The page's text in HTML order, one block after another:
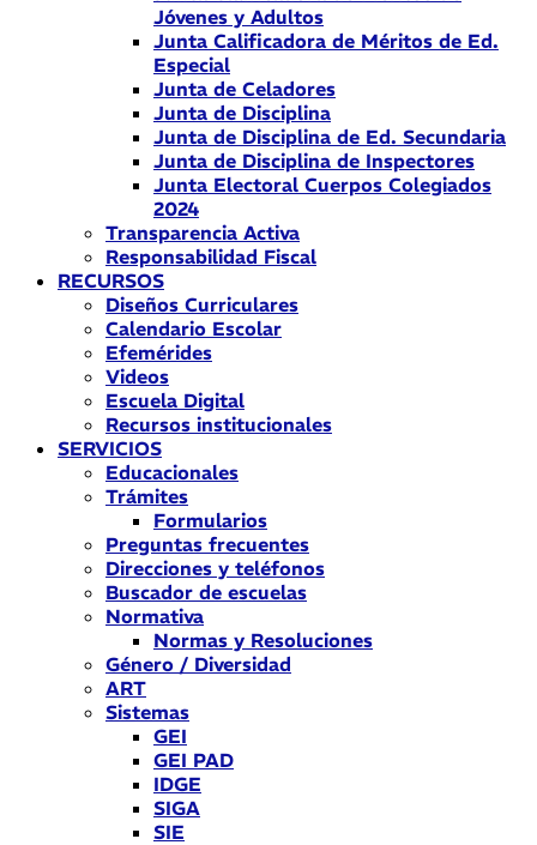
Jóvenes y Adultos
Junta Calificadora de Méritos de Ed.
Especial
Junta de Celadores
Junta de Disciplina
Junta de Disciplina de Ed. Secundaria
Junta de Disciplina de Inspectores
Junta Electoral Cuerpos Colegiados
2024
Transparencia Activa
Responsabilidad Fiscal
RECURSOS
Diseños Curriculares
Calendario Escolar
Efemérides
Videos
Escuela Digital
Recursos institucionales
SERVICIOS
Educacionales
Trámites
Formularios
Preguntas frecuentes
Direcciones y teléfonos
Buscador de escuelas
Normativa
Normas y Resoluciones
Género / Diversidad
ART
Sistemas
GEI
GEI PAD
IDGE
SIGA
SIE